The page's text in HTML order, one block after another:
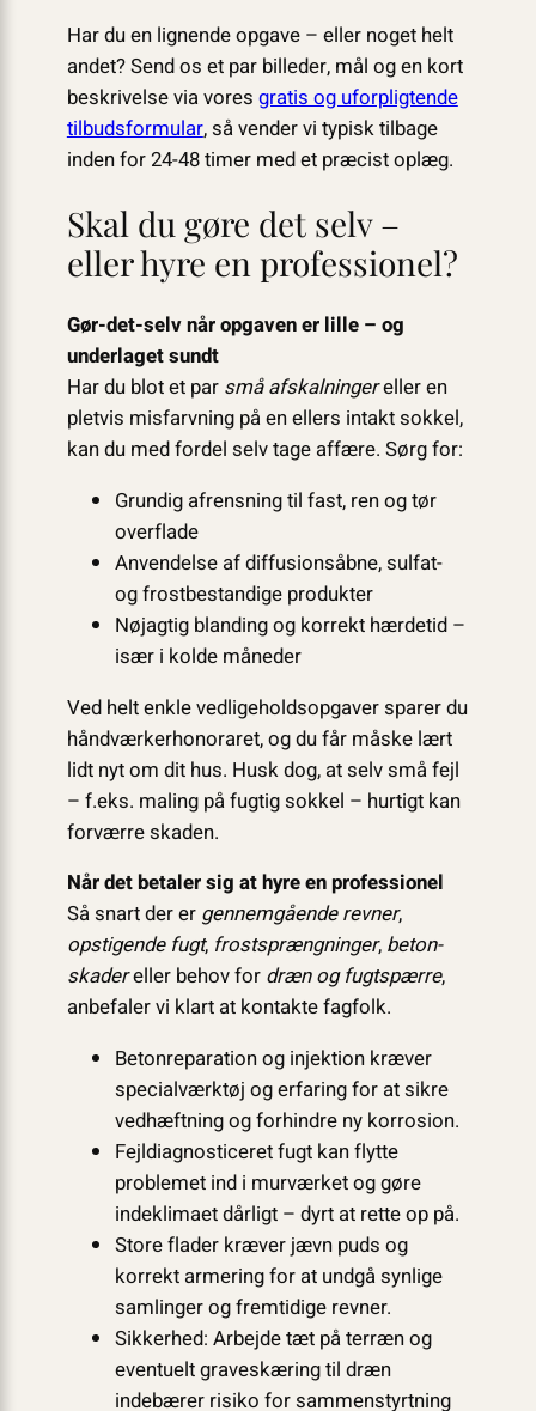
Har du en lignende opgave – eller noget helt
andet? Send os et par billeder, mål og en kort
beskrivelse via vores gratis og uforpligtende
tilbudsformular, så vender vi typisk tilbage
inden for 24-48 timer med et præcist oplæg.
Skal du gøre det selv –
eller hyre en professionel?
Gør-det-selv når opgaven er lille – og
underlaget sundt
Har du blot et par små afskalningereller en
pletvis misfarvning på en ellers intakt sokkel,
kan du med fordel selv tage affære. Sørg for:
Grundig afrensning til fast, ren og tør
overflade
Anvendelse af diffusionsåbne, sulfat-
og frostbestandige produkter
Nøjagtig blanding og korrekt hærdetid –
især i kolde måneder
Ved helt enkle vedligeholdsopgaver sparer du
håndværkerhonoraret, og du får måske lært
lidt nyt om dit hus. Husk dog, at selv små fejl
– f.eks. maling på fugtig sokkel – hurtigt kan
forværre skaden.
Når det betaler sig at hyre en professionel
Så snart der er gennemgående revner,
opstigende fugt, frostsprængninger, beton­
skadereller behov for dræn og fugtspærre,
anbefaler vi klart at kontakte fagfolk.
Betonreparation og injektion kræver
specialværktøj og erfaring for at sikre
vedhæftning og forhindre ny korrosion.
Fejldiagnosticeret fugt kan flytte
problemet ind i murværket og gøre
indeklimaet dårligt – dyrt at rette op på.
Store flader kræver jævn puds og
korrekt armering for at undgå synlige
samlinger og fremtidige revner.
Sikkerhed: Arbejde tæt på terræn og
eventuelt graveskæring til dræn
indebærer risiko for sammenstyrtning